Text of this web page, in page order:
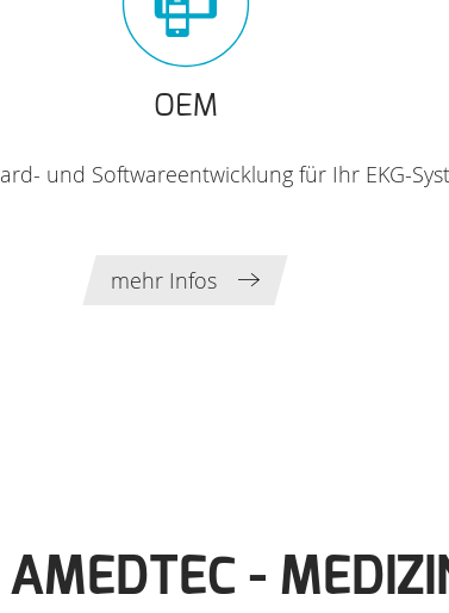
OEM
und Softwareentwicklung für Ihr EKG-
mehr Infos
AMEDTEC -